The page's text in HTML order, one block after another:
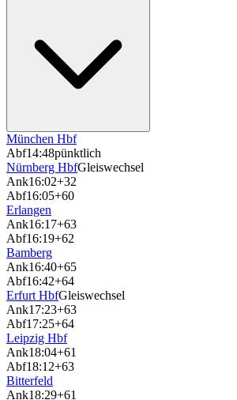
München Hbf
Abf14:48pünktlich
Nürnberg HbfGleiswechsel
Ank16:02+32
Abf16:05+60
Erlangen
Ank16:17+63
Abf16:19+62
Bamberg
Ank16:40+65
Abf16:42+64
Erfurt HbfGleiswechsel
Ank17:23+63
Abf17:25+64
Leipzig Hbf
Ank18:04+61
Abf18:12+63
Bitterfeld
Ank18:29+61